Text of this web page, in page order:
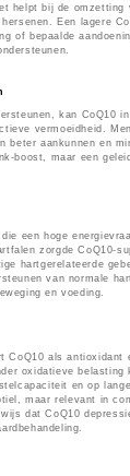
helpt bij de omzetting
Een lagere
of bepaalde
kan CoQ10
vermoeidheid.
aankunnen en
boost, maar een
een hoge
zorgde CoQ10-
hartgerelateerde
van normale
en voeding.
CoQ10 als antioxidant
oxidatieve belasting
en op
maar relevant in
dat CoQ10